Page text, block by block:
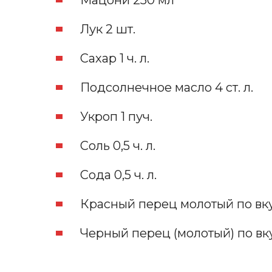
Лук 2 шт.
Сахар 1 ч. л.
Подсолнечное масло 4 ст. л.
Укроп 1 пуч.
Соль 0,5 ч. л.
Сода 0,5 ч. л.
Красный перец молотый по
Черный перец (молотый) по